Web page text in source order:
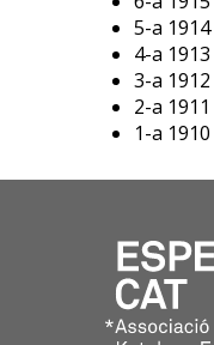
5-a
4-a
3-a
2-a
1-a